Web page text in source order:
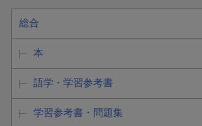
総合
本
語学・学習参考書
学習参考書・問題集